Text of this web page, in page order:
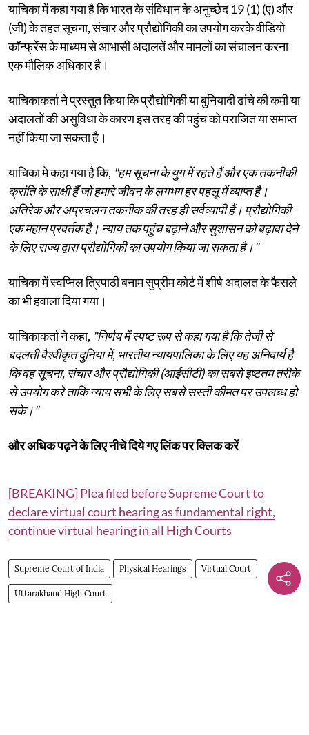
याचिका में कहा गया है कि भारत के संविधान के अनुच्छेद 19 (1) (ए) और
(जी) के तहत सूचना, संचार और प्रौद्योगिकी का उपयोग करके वीडियो
कॉन्फ्रेंस के माध्यम से आभासी अदालतें और मामलों का संचालन करना
एक मौलिक अधिकार है।
याचिकाकर्ता ने प्रस्तुत किया कि प्रौद्योगिकी या बुनियादी ढांचे की कमी या
अदालतों की असुविधा के कारण इस तरह की पहुंच को पराजित या समाप्त
नहीं किया जा सकता है।
याचिका मे कहा गया है कि, "हम सूचना के युग में रहते हैं और एक तकनीकी
क्रांति के साक्षी हैं जो हमारे जीवन के लगभग हर पहलू में व्याप्त है।
अतिरेक और अप्रचलन तकनीक की तरह ही सर्वव्यापी हैं। प्रौद्योगिकी
एक महान प्रवर्तक है। न्याय तक पहुंच बढ़ाने और सुशासन को बढ़ावा देने
के लिए राज्य द्वारा प्रौद्योगिकी का उपयोग किया जा सकता है।"
याचिका में स्वप्निल त्रिपाठी बनाम सुप्रीम कोर्ट में शीर्ष अदालत के फैसले
का भी हवाला दिया गया।
याचिकाकर्ता ने कहा, "निर्णय में स्पष्ट रूप से कहा गया है कि तेजी से
बदलती वैश्वीकृत दुनिया में, भारतीय न्यायपालिका के लिए यह अनिवार्य है
कि वह सूचना, संचार और प्रौद्योगिकी (आईसीटी) का सबसे इष्टतम तरीके
से उपयोग करे ताकि न्याय सभी के लिए सबसे सस्ती कीमत पर उपलब्ध हो
सके।"
और अधिक पढ़ने के लिए नीचे दिये गए लिंक पर क्लिक करें
[BREAKING] Plea filed before Supreme Court to
declare virtual court hearing as fundamental right,
continue virtual hearing in all High Courts
Supreme Court of India Physical Hearings Virtual Court
Uttarakhand High Court